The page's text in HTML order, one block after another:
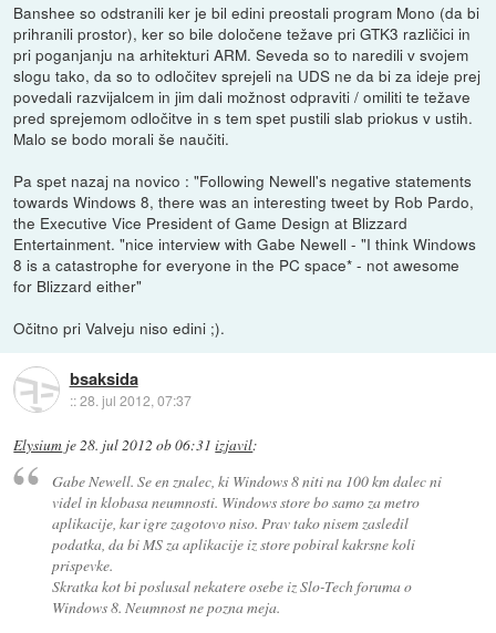
Banshee so odstranili ker je bil edini preostali program Mono (da bi
prihranili prostor), ker so bile določene težave pri GTK3 različici in
pri poganjanju na arhitekturi ARM. Seveda so to naredili v svojem
slogu tako, da so to odločitev sprejeli na UDS ne da bi za ideje prej
povedali razvijalcem in jim dali možnost odpraviti / omiliti te težave
pred sprejemom odločitve in s tem spet pustili slab priokus v ustih.
Malo se bodo morali še naučiti.
Pa spet nazaj na novico : "Following Newell's negative statements
towards Windows 8, there was an interesting tweet by Rob Pardo,
the Executive Vice President of Game Design at Blizzard
Entertainment. "nice interview with Gabe Newell - "I think Windows
8 is a catastrophe for everyone in the PC space* - not awesome
for Blizzard either"
Očitno pri Valveju niso edini ;).
bsaksida
::28. jul 2012, 07:37
Elysium je 28. jul 2012 ob 06:31 izjavil:
Gabe Newell. Se en znalec, ki Windows 8 niti na 100 km dalec ni
videl in klobasa neumnosti. Windows store bo samo za metro
aplikacije, kar igre zagotovo niso. Prav tako nisem zasledil
podatka, da bi MS za aplikacije iz store pobiral kakrsne koli
prispevke.
Skratka kot bi poslusal nekatere osebe iz Slo-Tech foruma o
Windows 8. Neumnost ne pozna meja.